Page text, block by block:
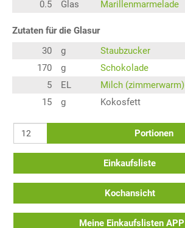
0.5
Glas Marillenmarmelade
Zutaten für die Glasur
30
g
Staubzucker
170
g
Schokolade
5
EL
Milch (zimmerwarm)
15
g Kokosfett
Portionen
Einkaufsliste
Kochansicht
Meine Einkaufslisten APP